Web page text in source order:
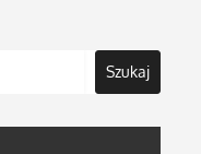
Szukaj